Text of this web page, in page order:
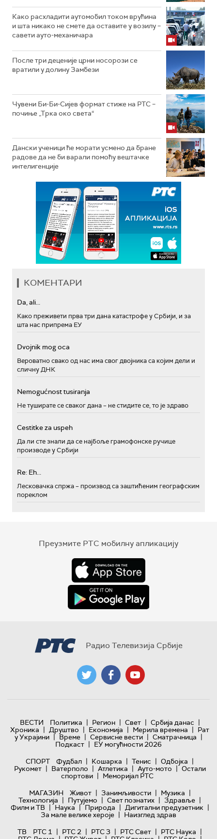
Како расхладити аутомобил током врућина
и шта никако не смете да оставите у возилу –
савети ауто-механичара
После три деценије црни носорози се
вратили у долину Замбези
Чувени Би-Би-Сијев формат стиже на РТС –
почиње „Трка око света“
Дански ученици ће морати усмено да бране
радове да не би варали помоћу вештачке
интелигенције
КОМЕНТАРИ
Da, ali...
Како преживети прва три дана катастрофе у Србији, и за
шта нас припрема ЕУ
Dvojnik mog oca
Вероватно свако од нас има свог двојника са којим дели и
сличну ДНК
Nemogućnost tusiranja
Не туширате се сваког дана – не стидите се, то је здраво
Cestitke za uspeh
Да ли сте знали да се најбоље грамофонске ручице
производе у Србији
Re: Eh...
Лесковачка спржа – производ са заштићеним географским
пореклом
Преузмите РТС мобилну апликацију
Радио Телевизија Србије
ВЕСТИ Политика | Регион | Свет | Србија данас |
Хроника | Друштво | Економија | Мерила времена | Рат
у Украјини | Време | Сервисне вести | Сматрачница |
Подкаст | ЕУ могућности 2026
СПОРТ
Фудбал | Кошарка | Тенис | Одбојка |
Рукомет | Ватерполо | Атлетика | Ауто-мото | Остали
спортови | Меморијал РТС
МАГАЗИН
Живот | Занимљивости | Музика |
Технологијa | Путујемо | Свет познатих | Здравље |
Филм и ТВ | Наука | Природа | Дигитални предузетник |
За мале велике хероје | Наизглед здрав
ТВ
РТС 1 | РТС 2 | РТС 3 | РТС Свет | РТС Наука |